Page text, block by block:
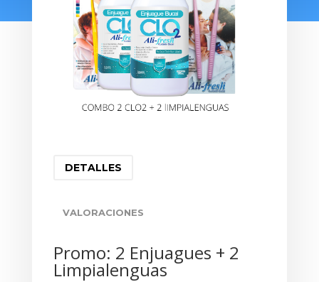
DETALLES
VALORACIONES
Promo: 2 Enjuagues + 2
Limpialenguas